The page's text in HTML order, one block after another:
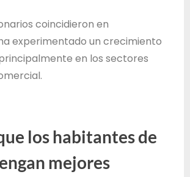
a
l
i
coincidieron en
experimentado un crecimiento
en los sectores
los habitantes de
mejores